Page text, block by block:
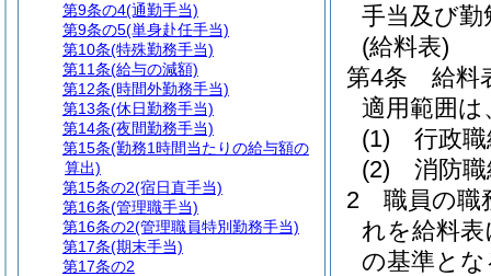
手当及び
(給料表)
第4条
給料
適用範囲
(1)
行政
(2)
消防
2
職員の職
れを給料
の基準と
第9条の4(通勤手当)
第9条の5(単身赴任手当)
第10条(特殊勤務手当)
第11条(給与の減額)
第12条(時間外勤務手当)
第13条(休日勤務手当)
第14条(夜間勤務手当)
第15条(勤務1時間当たりの給与額の
算出)
第15条の2(宿日直手当)
第16条(管理職手当)
第16条の2(管理職員特別勤務手当)
第17条(期末手当)
第17条の2